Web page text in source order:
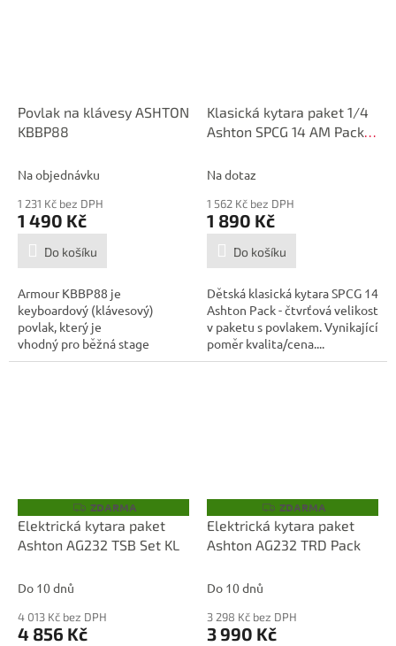
Povlak na klávesy ASHTON
KBBP88
Na objednávku
1 231 Kč bez DPH
1 490 Kč
Do košíku
Armour KBBP88 je
keyboardový (klávesový)
povlak, který je
vhodný pro běžná stage
piana s 88...
Klasická kytara paket 1/4
Ashton SPCG 14 AM Pack
Na dotaz
1 562 Kč bez DPH
1 890 Kč
Do košíku
Dětská klasická kytara SPCG 14
Ashton Pack - čtvrťová velikost
v paketu s povlakem. Vynikající
poměr kvalita/cena....
Z
D
A
R
ZDARMA
Elektrická kytara paket
Ashton AG232 TSB Set KL
Do 10 dnů
4 013 Kč bez DPH
4 856 Kč
Z
D
A
R
ZDARMA
Elektrická kytara paket
Ashton AG232 TRD Pack
Do 10 dnů
3 298 Kč bez DPH
3 990 Kč